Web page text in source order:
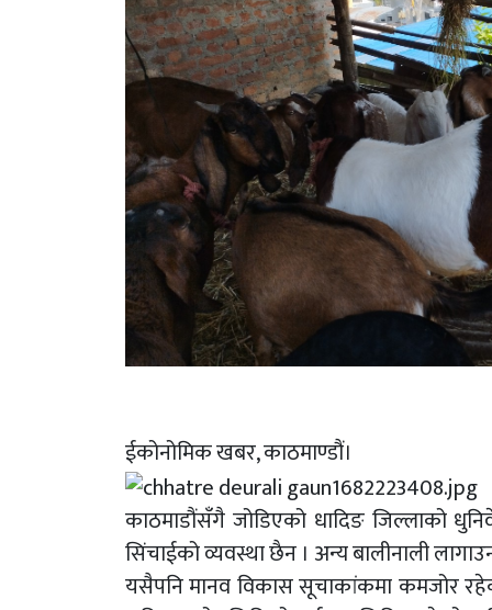
ईकोनोमिक खबर, काठमाण्डौं।
काठमाडौंसँगै जोडिएको धादिङ जिल्लाको
सिंचाईको व्यवस्था छैन । अन्य बालीनाली
यसैपनि मानव विकास सूचाकांकमा कमजोर